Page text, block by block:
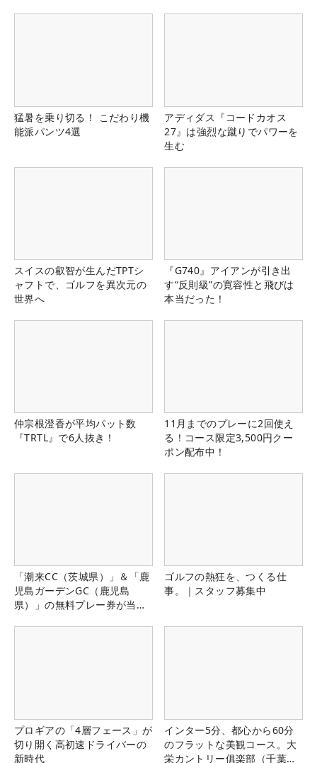
猛暑を乗り切る！ こだわり機
能派パンツ4選
アディダス『コードカオス
27』は強烈な蹴りでパワーを
生む
スイスの叡智が生んだTPTシ
ャフトで、ゴルフを異次元の
世界へ
『G740』アイアンが引き出
す“反則級”の寛容性と飛びは
本当だった！
仲宗根澄香が平均パット数
『TRTL』で6人抜き！
11月までのプレーに2回使え
る！コース限定3,500円クー
ポン配布中！
「潮来CC（茨城県）」＆「鹿
児島ガーデンGC（鹿児島
県）」の無料プレー券が当た
ゴルフの熱狂を、つくる仕
事。｜スタッフ募集中
プロギアの「4層フェース」が
切り開く高初速ドライバーの
新時代
インター5分、都心から60分
のフラットな美観コース。大
栄カントリー俱楽部（千葉